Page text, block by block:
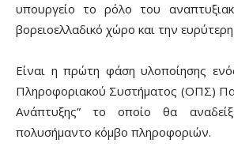
υπουργείο το ρόλο του
βορειοελλαδικό χώρο και την
Είναι η πρώτη φάση υλοποίησης
Πληροφοριακού Συστήματος (ΟΠΣ)
Ανάπτυξης” το οποίο θα
πολυσήμαντο κόμβο πληροφοριών.